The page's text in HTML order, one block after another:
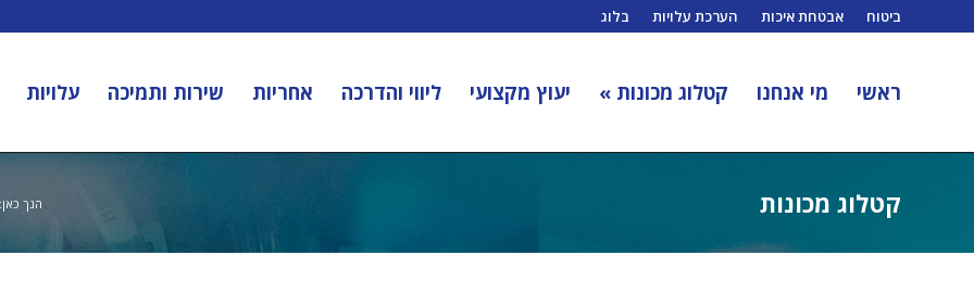
ביטוח אבטחת איכות הערכת עלויות בלוג
ראשי מי אנחנו קטלוג מכונות » יעוץ מקצועי ליווי והדרכה אחריות שירות ותמיכה עלויות
קטלוג מכונות הנך כאן: